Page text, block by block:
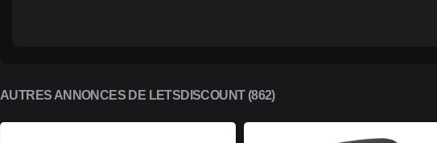
AUTRES ANNONCES DE LETSDISCOUNT (862)